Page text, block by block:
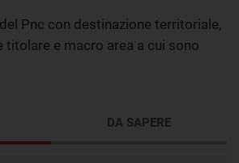
Pnc con destinazione territoriale,
titolare e macro area a cui sono
DA SAPERE